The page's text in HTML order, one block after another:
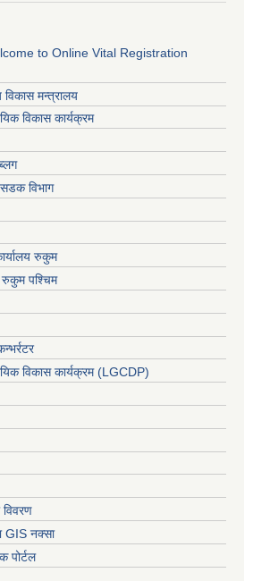
to Online Vital Registration
विकास मन्त्रालय
विकास कार्यक्रम
सडक विभाग
रुकुम
रुकुम पश्चिम
विकास कार्यक्रम (LGCDP)
GIS नक्सा
पोर्टल